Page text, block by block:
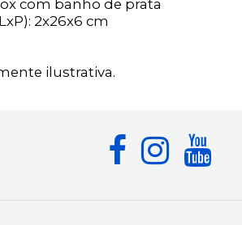
com banho de prata
2x26x6 cm
ilustrativa.